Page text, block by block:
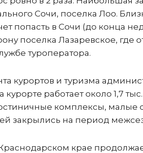
Сочи, поселка Лоо.
попасть в Сочи (до конца
поселка Лазаревское,
туроператора.
курортов и туризма
работает около 1,7
комплексы, малые
закрылись на период
крае